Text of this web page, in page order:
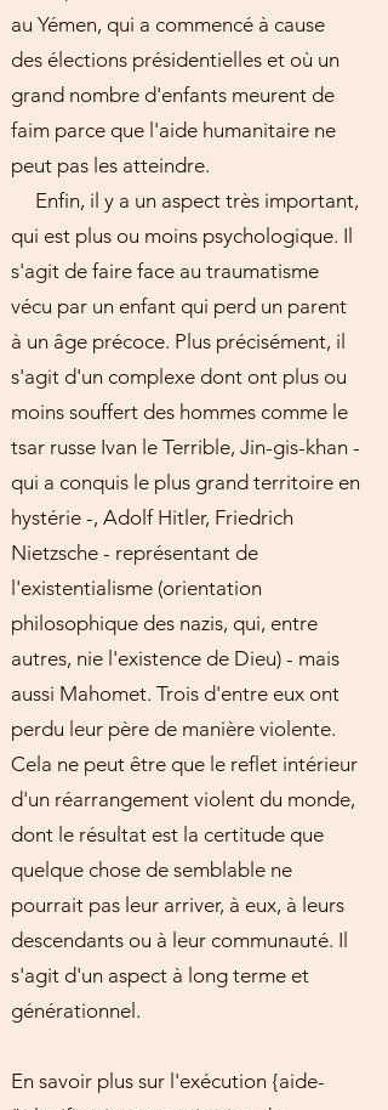
au Yémen, qui a commencé à cause
des élections présidentielles et où un
grand nombre d'enfants meurent de
faim parce que l'aide humanitaire ne
peut pas les atteindre.
Enfin, il y a un aspect très important,
qui est plus ou moins psychologique. Il
s'agit de faire face au traumatisme
vécu par un enfant qui perd un parent
à un âge précoce. Plus précisément, il
s'agit d'un complexe dont ont plus ou
moins souffert des hommes comme le
tsar russe Ivan le Terrible, Jin-gis-khan -
qui a conquis le plus grand territoire en
hystérie -, Adolf Hitler, Friedrich
Nietzsche - représentant de
l'existentialisme (orientation
philosophique des nazis, qui, entre
autres, nie l'existence de Dieu) - mais
aussi Mahomet. Trois d'entre eux ont
perdu leur père de manière violente.
Cela ne peut être que le reflet intérieur
d'un réarrangement violent du monde,
dont le résultat est la certitude que
quelque chose de semblable ne
pourrait pas leur arriver, à eux, à leurs
descendants ou à leur communauté. Il
s'agit d'un aspect à long terme et
générationnel.
En savoir plus sur l'exécution {aide-